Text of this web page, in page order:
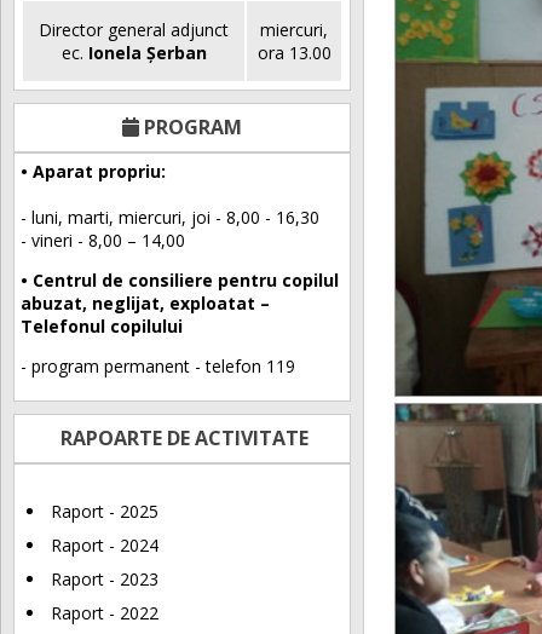
Director general adjunct
ec. Ionela Șerban
miercuri,
ora 13.00
PROGRAM
• Aparat propriu:
- luni, marti, miercuri, joi - 8,00 - 16,30
- vineri - 8,00 – 14,00
• Centrul de consiliere pentru copilul
abuzat, neglijat, exploatat –
Telefonul copilului
- program permanent - telefon 119
RAPOARTE DE ACTIVITATE
Raport - 2025
Raport - 2024
Raport - 2023
Raport - 2022